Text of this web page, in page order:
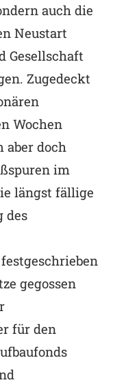
auch die
Neustart
Gesellschaft
Zugedeckt
Wochen
aber doch
im
längst fällige
des
gegossen
für den